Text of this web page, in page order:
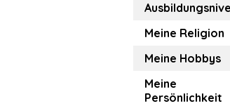
Meine Religion
Meine Hobbys
Meine
Persönlichkeit